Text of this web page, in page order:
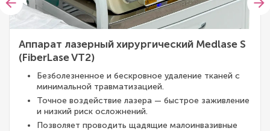
Аппарат лазерный хирургический Medlase S
(FiberLase VT2)
Безболезненное и бескровное удаление тканей с
минимальной травматизацией.
Точное воздействие лазера — быстрое заживление
и низкий риск осложнений.
Позволяет проводить щадящие малоинвазивные